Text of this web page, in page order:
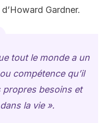
Gardner.
tout le monde a un
compétence qu’il
propres besoins et
la vie ».